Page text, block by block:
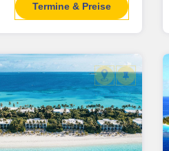
Termine & Preise